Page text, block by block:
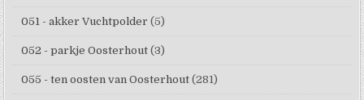
051 - akker Vuchtpolder (5)
052 - parkje Oosterhout (3)
055 - ten oosten van Oosterhout (281)